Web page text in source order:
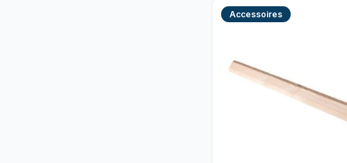
Accessoires